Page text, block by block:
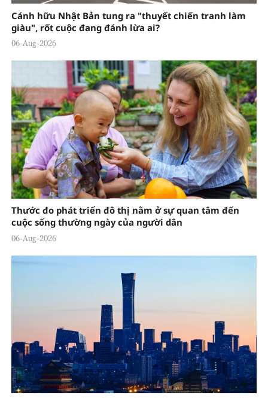
Cánh hữu Nhật Bản tung ra "thuyết chiến tranh làm
giàu", rốt cuộc đang đánh lừa ai?
06-Aug-2026
Thước đo phát triển đô thị nằm ở sự quan tâm đến
cuộc sống thường ngày của người dân
06-Aug-2026